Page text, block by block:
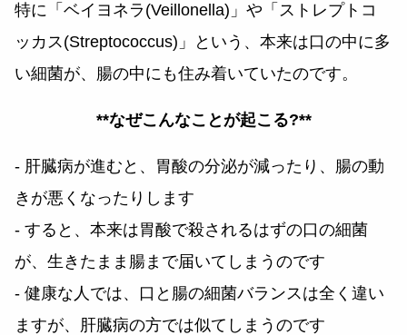
特に「ベイヨネラ(Veillonella)」や「ストレプトコ
ッカス(Streptococcus)」という、本来は口の中に多
い細菌が、腸の中にも住み着いていたのです。
**なぜこんなことが起こる?**
- 肝臓病が進むと、胃酸の分泌が減ったり、腸の動
きが悪くなったりします
- すると、本来は胃酸で殺されるはずの口の細菌
が、生きたまま腸まで届いてしまうのです
- 健康な人では、口と腸の細菌バランスは全く違い
ますが、肝臓病の方では似てしまうのです